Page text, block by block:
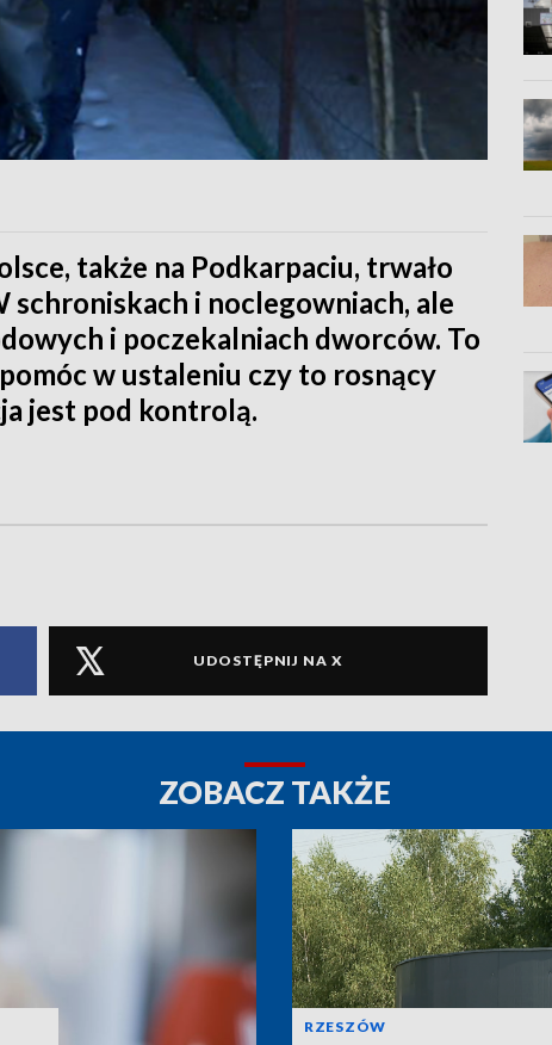
także na Podkarpaciu, trwało
i noclegowniach, ale
i poczekalniach dworców. To
w ustaleniu czy to rosnący
jest pod kontrolą.
UDOSTĘPNIJ NA X
ZOBACZ TAKŻE
RZESZÓW